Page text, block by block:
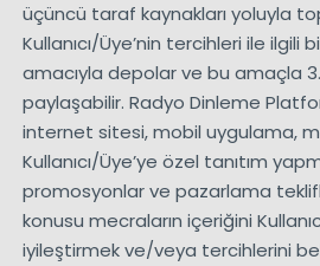
üçüncü taraf kaynakları yoluyla
Kullanıcı/Üye’nin tercihleri ile
amacıyla depolar ve bu amaçla
paylaşabilir. Radyo Dinleme
internet sitesi, mobil uygulama,
Kullanıcı/Üye’ye özel tanıtım
promosyonlar ve pazarlama
konusu mecraların içeriğini
iyileştirmek ve/veya tercihlerini